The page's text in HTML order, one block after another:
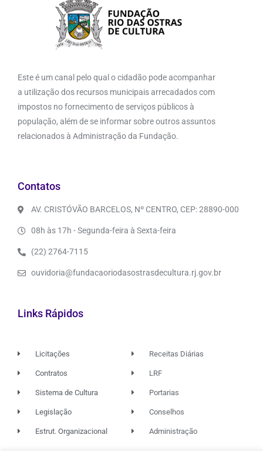
Este é um canal pelo qual o cidadão pode acompanhar
a utilização dos recursos municipais arrecadados com
impostos no fornecimento de serviços públicos à
população, além de se informar sobre outros assuntos
relacionados à Administração da Fundação.
Contatos
AV. CRISTÓVÃO BARCELOS, Nº CENTRO, CEP: 28890-000
08h às 17h - Segunda-feira à Sexta-feira
(22) 2764-7115
ouvidoria@fundacaoriodasostrasdecultura.rj.gov.br
Links Rápidos
Licitações
Contratos
Sistema de Cultura
Legislação
Estrut. Organizacional
Receitas Diárias
LRF
Portarias
Conselhos
Administração